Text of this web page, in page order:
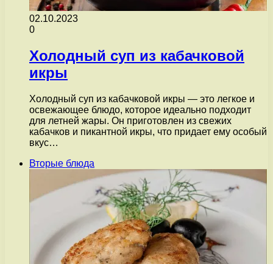
02.10.2023
0
Холодный суп из кабачковой
икры
Холодный суп из кабачковой икры — это легкое и
освежающее блюдо, которое идеально подходит
для летней жары. Он приготовлен из свежих
кабачков и пикантной икры, что придает ему особый
вкус…
Вторые блюда